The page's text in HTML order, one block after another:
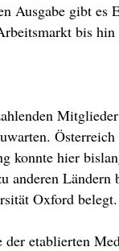
Ausgabe gibt es
bis
konnte hier
anderen
Oxford belegt.
etablierten